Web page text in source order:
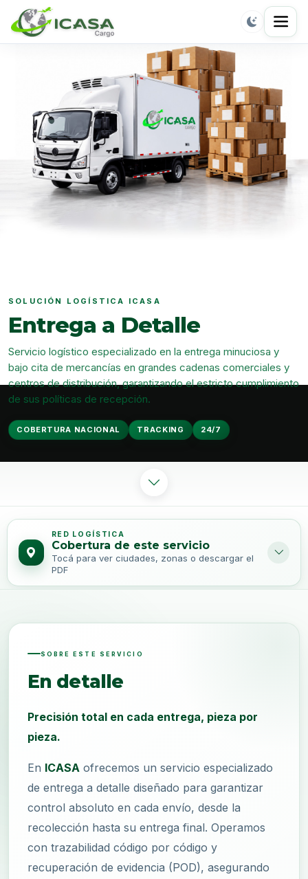
SOLUCIÓN LOGÍSTICA ICASA
Entrega a Detalle
Servicio logístico especializado en la entrega minuciosa y
bajo cita de mercancías en grandes cadenas comerciales y
centros de distribución, garantizando el estricto cumplimiento
de sus políticas de recepción.
COBERTURA NACIONAL TRACKING 24/7
RED LOGÍSTICA
Cobertura de este servicio
Tocá para ver ciudades, zonas o descargar el
PDF
SOBRE ESTE SERVICIO
En detalle
Precisión total en cada entrega, pieza por
pieza.
En ICASA ofrecemos un servicio especializado
de entrega a detalle diseñado para garantizar
control absoluto en cada envío, desde la
recolección hasta su entrega final. Operamos
con trazabilidad código por código y
recuperación de evidencia (POD), asegurando